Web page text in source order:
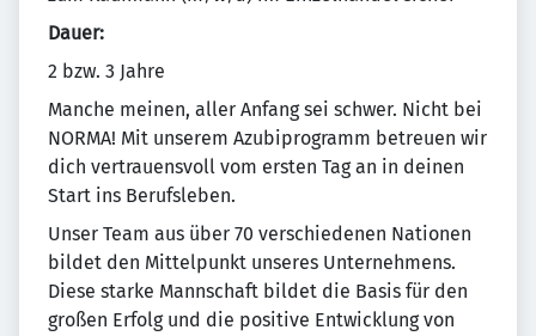
Dauer:
2 bzw. 3 Jahre
Manche meinen, aller Anfang sei schwer. Nicht bei
NORMA! Mit unserem Azubiprogramm betreuen wir
dich vertrauensvoll vom ersten Tag an in deinen
Start ins Berufsleben.
Un­se­r Team aus über 70 ver­schie­de­nen Na­tio­nen
bildet den Mit­tel­punkt un­se­res Un­ter­neh­mens.
Diese starke Mannschaft bildet die Basis für den
großen Erfolg und die positive Entwicklung von